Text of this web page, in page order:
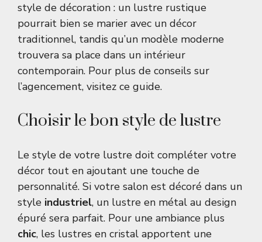
style de décoration : un lustre rustique
pourrait bien se marier avec un décor
traditionnel, tandis qu’un modèle moderne
trouvera sa place dans un intérieur
contemporain. Pour plus de conseils sur
l’agencement, visitez ce guide.
Choisir le bon style de lustre
Le style de votre lustre doit compléter votre
décor tout en ajoutant une touche de
personnalité. Si votre salon est décoré dans un
style industriel, un lustre en métal au design
épuré sera parfait. Pour une ambiance plus
chic, les lustres en cristal apportent une